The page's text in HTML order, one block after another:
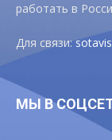
работать в
Для связи:
МЫ В